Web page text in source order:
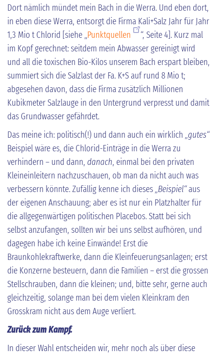
Dort nämlich mündet mein Bach in die Werra. Und eben dort,
in eben diese Werra, entsorgt die Firma Kali+Salz Jahr für Jahr
1,3 Mio t Chlorid [siehe „Punktquellen
“, Seite 4]. Kurz mal
im Kopf gerechnet: seitdem mein Abwasser gereinigt wird
und all die toxischen Bio-Kilos unserem Bach erspart bleiben,
summiert sich die Salzlast der Fa. K+S auf rund 8 Mio t;
abgesehen davon, dass die Firma zusätzlich Millionen
Kubikmeter Salzlauge in den Untergrund verpresst und damit
das Grundwasser gefährdet.
Das meine ich: politisch(!) und dann auch ein wirklich „gutes“
Beispiel wäre es, die Chlorid-Einträge in die Werra zu
verhindern – und dann, danach, einmal bei den privaten
Kleineinleitern nachzuschauen, ob man da nicht auch was
verbessern könnte. Zufällig kenne ich dieses„Beispiel“aus
der eigenen Anschauung; aber es ist nur ein Platzhalter für
die allgegenwärtigen politischen Placebos. Statt bei sich
selbst anzufangen, sollten wir bei uns selbst aufhören, und
dagegen habe ich keine Einwände! Erst die
Braunkohlekraftwerke, dann die Kleinfeuerungsanlagen; erst
die Konzerne besteuern, dann die Familien – erst die grossen
Stellschrauben, dann die kleinen; und, bitte sehr, gerne auch
gleichzeitig, solange man bei dem vielen Kleinkram den
Grosskram nicht aus dem Auge verliert.
Zurück zum Kampf.
In dieser Wahl entscheiden wir, mehr noch als über diese